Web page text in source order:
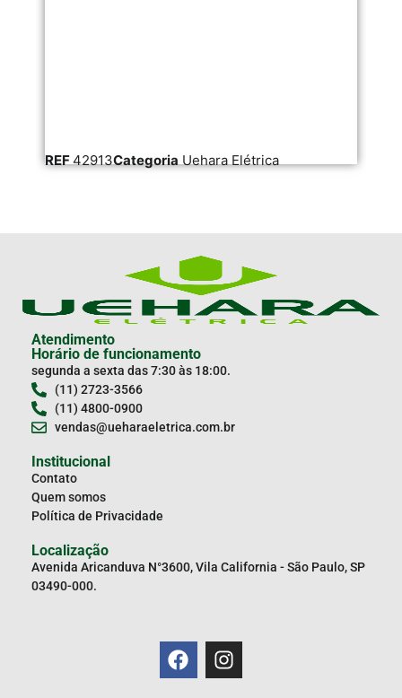
REF42913Categoria Uehara Elétrica
Atendimento
Horário de funcionamento
segunda a sexta das 7:30 às 18:00.
(11) 2723-3566
(11) 4800-0900
vendas@ueharaeletrica.com.br
Institucional
Contato
Quem somos
Política de Privacidade
Localização
Avenida Aricanduva N°3600, Vila California - São Paulo, SP
03490-000.